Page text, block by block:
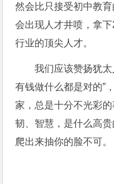
然会比只接受初中教
会出现人才井喷，拿
行业的顶尖人才。
我们应该赞扬犹
有钱做什么都是对的”
家，总是十分不光彩
韧、智慧，是什么高
爬出来抽你的脸不可。